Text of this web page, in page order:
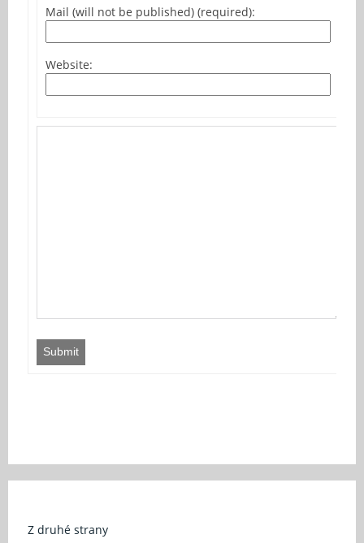
Mail (will not be published) (required):
Website:
Submit
Z druhé strany